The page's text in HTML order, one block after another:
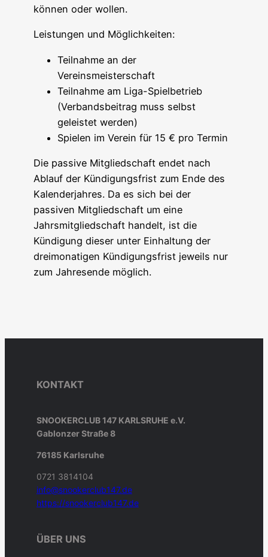
können oder wollen.
Leistungen und Möglichkeiten:
Teilnahme an der
Vereinsmeisterschaft
Teilnahme am Liga-Spielbetrieb
(Verbandsbeitrag muss selbst
geleistet werden)
Spielen im Verein für 15 € pro Termin
Die passive Mitgliedschaft endet nach
Ablauf der Kündigungsfrist zum Ende des
Kalenderjahres. Da es sich bei der
passiven Mitgliedschaft um eine
Jahrsmitgliedschaft handelt, ist die
Kündigung dieser unter Einhaltung der
dreimonatigen Kündigungsfrist jeweils nur
zum Jahresende möglich.
KONTAKT
SNOOKERCLUB 147 KARLSRUHE e.V.
Gablonzer Straße 8
76185 Karlsruhe
0721 3814104
info@snookerclub147.de
https://snookerclub147.de
ÜBER UNS